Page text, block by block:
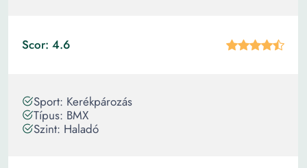
Scor: 4.6
Sport: Kerékpározás
Típus: BMX
Szint: Haladó